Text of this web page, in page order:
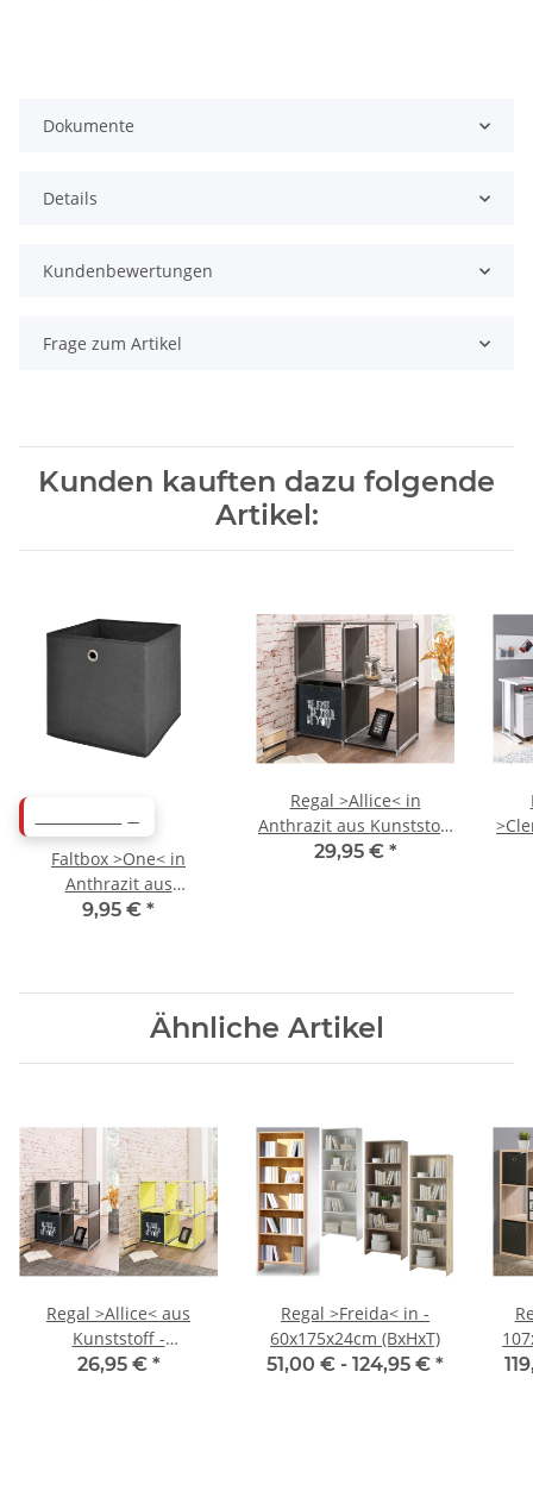
Dokumente
Details
Kundenbewertungen
Frage zum Artikel
Kunden kauften dazu folgende
Artikel:
Faltbox >One< in
Anthrazit aus
Polypropylen -
9,95 € *
Regal >Allice< in
Anthrazit aus Kunststoff
- 72.5x72.5x36cm
29,95 € *
Ähnliche Artikel
Regal >Allice< aus
Kunststoff -
72,5x72,5x36cm (BxHxT)
26,95 € *
Regal >Freida< in -
60x175x24cm (BxHxT)
51,00 € - 124,95 € *